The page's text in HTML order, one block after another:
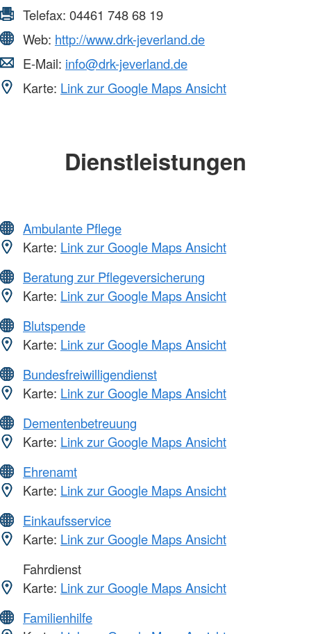
Telefax: 04461 748 68 19
Web: http://www.drk-jeverland.de
E-Mail: info@drk-jeverland.de
Karte: Link zur Google Maps Ansicht
Dienstleistungen
Ambulante Pflege
Karte: Link zur Google Maps Ansicht
Beratung zur Pflegeversicherung
Karte: Link zur Google Maps Ansicht
Blutspende
Karte: Link zur Google Maps Ansicht
Bundesfreiwilligendienst
Karte: Link zur Google Maps Ansicht
Dementenbetreuung
Karte: Link zur Google Maps Ansicht
Ehrenamt
Karte: Link zur Google Maps Ansicht
Einkaufsservice
Karte: Link zur Google Maps Ansicht
Fahrdienst
Karte: Link zur Google Maps Ansicht
Familienhilfe